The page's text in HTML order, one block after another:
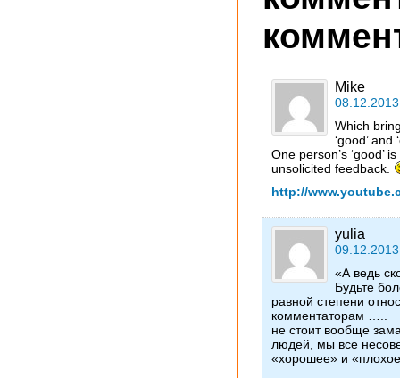
Mike
Which
‘good’ and
One person’s ‘good’
unsolicited feedback.
http://
yulia
«А ведь
Будьте
равной степени
комментаторам …..
не стоит вообще
людей, мы все
«хорошее» и